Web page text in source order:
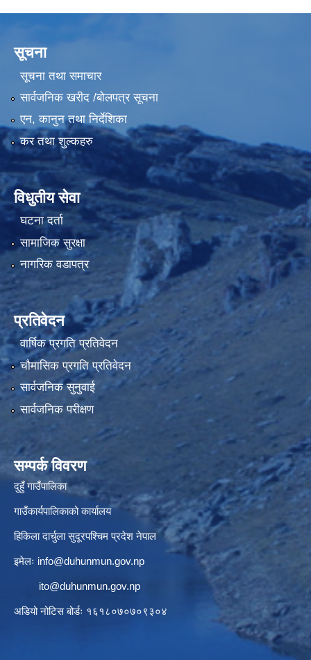
सूचना
सूचना तथा समाचार
सार्वजनिक खरीद /बोलपत्र सूचना
एन, कानुन तथा निर्देशिका
कर तथा शुल्कहरु
विधुतीय सेवा
घटना दर्ता
सामाजिक सुरक्षा
नागरिक वडापत्र
प्रतिवेदन
वार्षिक प्रगति प्रतिवेदन
चौमासिक प्रगति प्रतिवेदन
सार्वजनिक सुनुवाई
सार्वजनिक परीक्षण
सम्पर्क विवरण
दुहुँ गाउँपालिका
गाउँकार्यपालिकाको कार्यालय
हिकिला दार्चुला सुदूरपश्चिम प्रदेश नेपाल
इमेलः info@duhunmun.gov.np
ito@duhunmun.gov.np
अडियो नोटिस बोर्डः १६१८०७०७०९३०४